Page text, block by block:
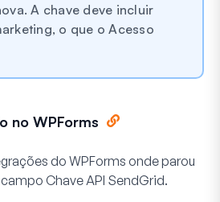
A chave deve incluir
o que o Acesso
no WPForms
do WPForms onde parou
campo Chave API SendGrid.